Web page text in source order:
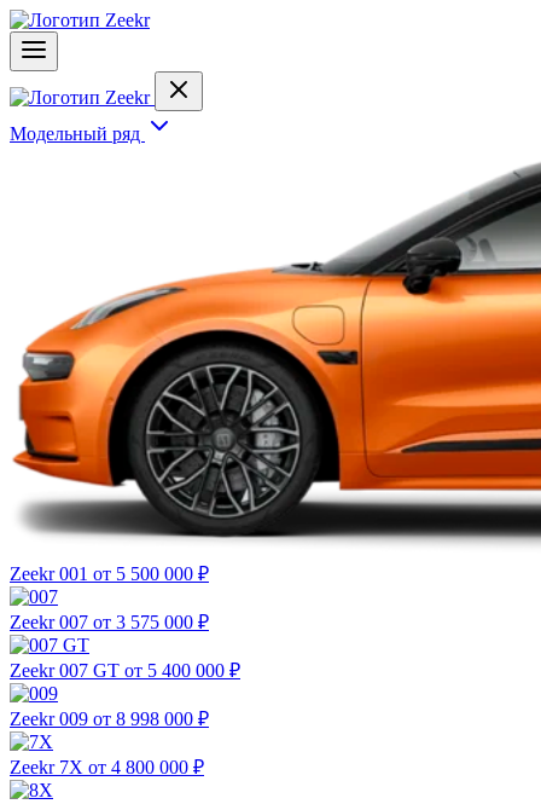
Модельный ряд
Zeekr 001 от 5 500 000 ₽
Zeekr 007 от 3 575 000 ₽
Zeekr 007 GT от 5 400 000 ₽
Zeekr 009 от 8 998 000 ₽
Zeekr 7X от 4 800 000 ₽